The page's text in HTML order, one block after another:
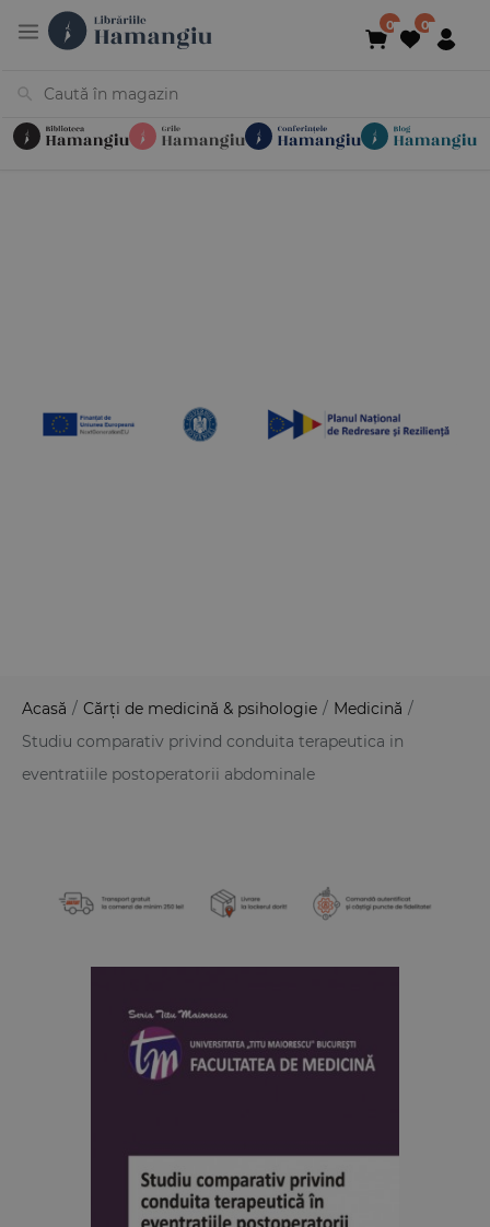
Acasă / Cărți de medicină & psihologie / Medicină /
Studiu comparativ privind conduita terapeutica in
eventratiile postoperatorii abdominale